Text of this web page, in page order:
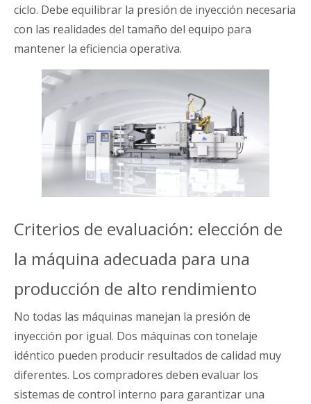
ciclo. Debe equilibrar la presión de inyección necesaria
con las realidades del tamaño del equipo para
mantener la eficiencia operativa.
Criterios de evaluación: elección de
la máquina adecuada para una
producción de alto rendimiento
No todas las máquinas manejan la presión de
inyección por igual. Dos máquinas con tonelaje
idéntico pueden producir resultados de calidad muy
diferentes. Los compradores deben evaluar los
sistemas de control interno para garantizar una